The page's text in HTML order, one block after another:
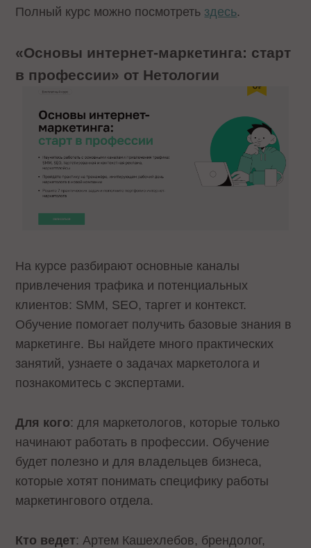
Полный курс можно посмотреть здесь.
«Основы интернет-маркетинга: старт
в профессии» от Нетологии
На курсе разбирают основные каналы
привлечения трафика и потенциальных
клиентов: SMM, SEO, таргет и контекст.
Обучение помогает получить базовые знания в
маркетинге. Вы найдете много практических
занятий, узнаете о задачах маркетолога и
познакомитесь с экспертами.
Для кого: для маркетологов, которые только
начинают работать в профессии. Обучение
будет полезно и для владельцев бизнеса,
которые хотят понимать специфику работы
маркетингового отдела.
Кто ведет: Артем Кашехлебов, брендолог,